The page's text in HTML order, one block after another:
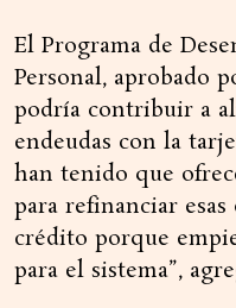
El Programa de
Personal, aprobado
podría contribuir a
endeudas con la
han tenido que
para refinanciar
crédito porque
para el sistema”,